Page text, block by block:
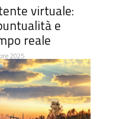
virtuale:
e
reale
2025